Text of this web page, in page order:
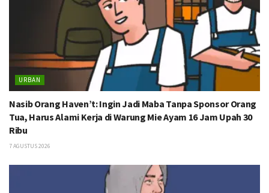
URBAN
Nasib Orang Haven’t: Ingin Jadi Maba Tanpa Sponsor Orang
Tua, Harus Alami Kerja di Warung Mie Ayam 16 Jam Upah 30
Ribu
7 AGUSTUS 2026